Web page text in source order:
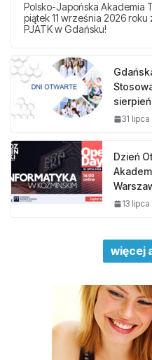
Polsko-Japońska Akademia
piątek 11 września 2026
PJATK w Gdańsku!
31
Dzień
13
więcej